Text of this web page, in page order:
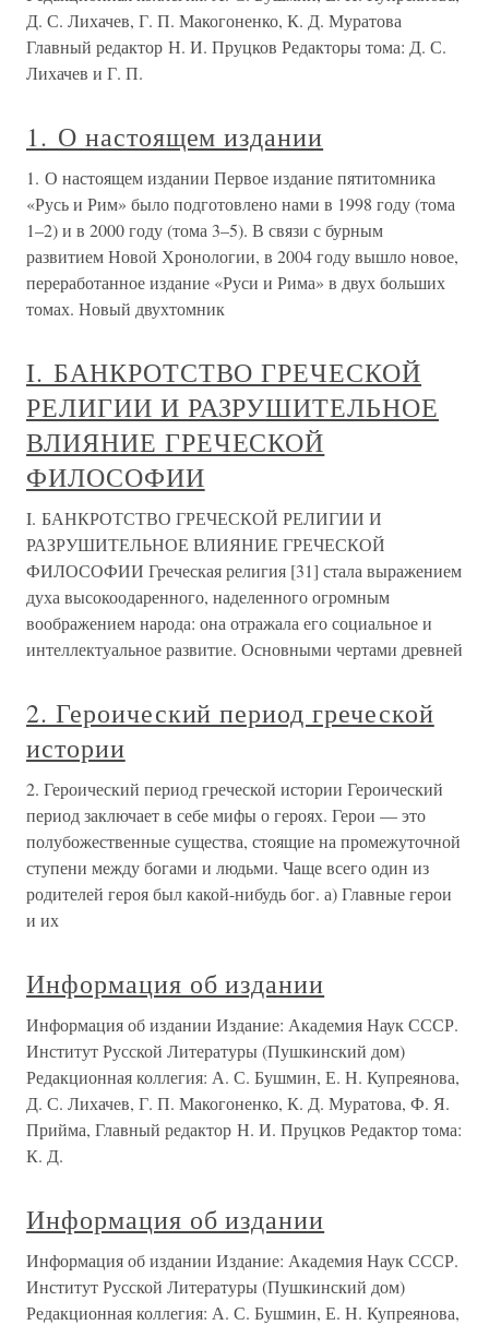
Д. С. Лихачев, Г. П. Макогоненко, К. Д. Муратова
Главный редактор Н. И. Пруцков Редакторы тома: Д. С.
Лихачев и Г. П.
1. О настоящем издании
1. О настоящем издании Первое издание пятитомника
«Русь и Рим» было подготовлено нами в 1998 году (тома
1–2) и в 2000 году (тома 3–5). В связи с бурным
развитием Новой Хронологии, в 2004 году вышло новое,
переработанное издание «Руси и Рима» в двух больших
томах. Новый двухтомник
I. БАНКРОТСТВО ГРЕЧЕСКОЙ
РЕЛИГИИ И РАЗРУШИТЕЛЬНОЕ
ВЛИЯНИЕ ГРЕЧЕСКОЙ
ФИЛОСОФИИ
I. БАНКРОТСТВО ГРЕЧЕСКОЙ РЕЛИГИИ И
РАЗРУШИТЕЛЬНОЕ ВЛИЯНИЕ ГРЕЧЕСКОЙ
ФИЛОСОФИИ Греческая религия [31] стала выражением
духа высокоодаренного, наделенного огромным
воображением народа: она отражала его социальное и
интеллектуальное развитие. Основными чертами древней
2. Героический период греческой
истории
2. Героический период греческой истории Героический
период заключает в себе мифы о героях. Герои — это
полубожественные существа, стоящие на промежуточной
ступени между богами и людьми. Чаще всего один из
родителей героя был какой-нибудь бог. а) Главные герои
и их
Информация об издании
Информация об издании Издание: Академия Наук СССР.
Институт Русской Литературы (Пушкинский дом)
Редакционная коллегия: А. С. Бушмин, Е. Н. Купреянова,
Д. С. Лихачев, Г. П. Макогоненко, К. Д. Муратова, Ф. Я.
Прийма, Главный редактор Н. И. Пруцков Редактор тома:
К. Д.
Информация об издании
Информация об издании Издание: Академия Наук СССР.
Институт Русской Литературы (Пушкинский дом)
Редакционная коллегия: А. С. Бушмин, Е. Н. Купреянова,